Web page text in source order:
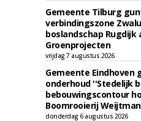
Gemeente Tilburg
verbindingszone
boslandschap Rugdijk
Groenprojecten
vrijdag 7 augustus 2026
Gemeente Eindhoven
onderhoud ''Stedelijk
bebouwingscontour
Boomrooierij
donderdag 6 augustus 2026